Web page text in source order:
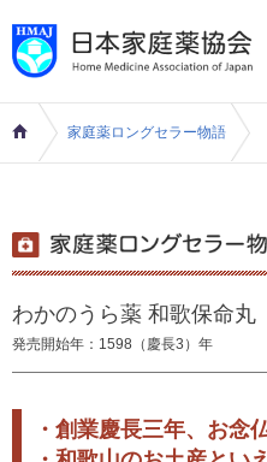
家庭薬ロングセラー物語
わかのうら薬 和歌保命丸
発売開始年：1598（慶長3）年
・創業慶長三年、お念